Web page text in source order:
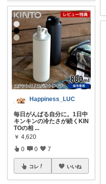
Happiness_LUC
毎日がんばる自分に。1日中
キンキンの冷たさが続くKIN
TOの相 ...
￥ 4,620
0 0 7
コレ いいね